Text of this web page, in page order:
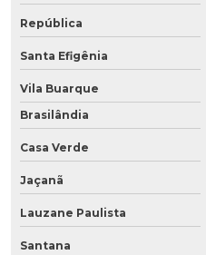
República
Santa Efigênia
Vila Buarque
Brasilândia
Casa Verde
Jaçanã
Lauzane Paulista
Santana